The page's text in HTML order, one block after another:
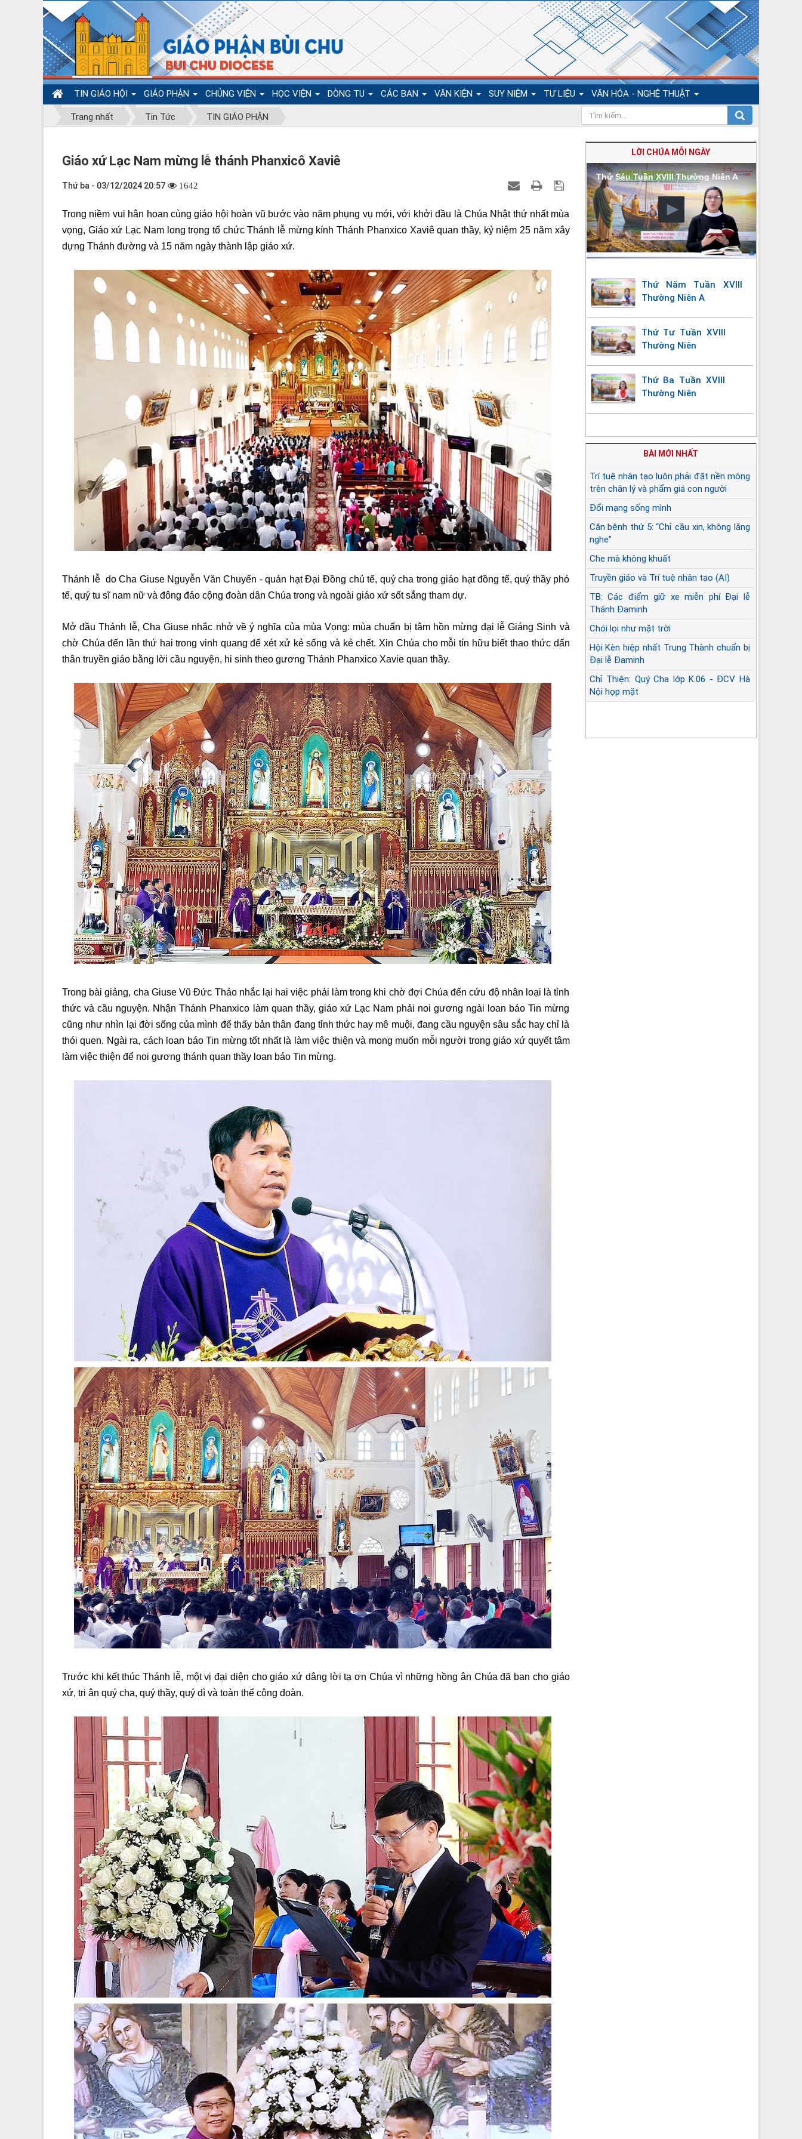
TIN GIÁO HỘI GIÁO PHẬN CHỦNG VIỆN HỌC VIỆN DÒNG TU CÁC BAN VĂN KIỆN SUY NIỆM TƯ LIỆU VĂN HÓA - NGHỆ THUẬT
Trang nhất Tin Tức TIN GIÁO PHẬN
Giáo xứ Lạc Nam mừng lễ thánh Phanxicô Xaviê
Thứ ba - 03/12/2024 20:57 1642
Trong niềm vui hân hoan cùng giáo hội hoàn vũ bước vào năm phụng vụ mới, với khởi đầu là Chúa Nhật thứ nhất mùa
vọng, Giáo xứ Lạc Nam long trọng tổ chức Thánh lễ mừng kính Thánh Phanxico Xaviê quan thầy, kỷ niệm 25 năm xây
dựng Thánh đường và 15 năm ngày thành lập giáo xứ.
Thánh lễ do Cha Giuse Nguyễn Văn Chuyển - quản hạt Đại Đồng chủ tế, quý cha trong giáo hạt đồng tế, quý thầy phó
tế, quý tu sĩ nam nữ và đông đảo cộng đoàn dân Chúa trong và ngoài giáo xứ sốt sắng tham dự.
Mở đầu Thánh lễ, Cha Giuse nhắc nhở về ý nghĩa của mùa Vọng: mùa chuẩn bị tâm hồn mừng đại lễ Giáng Sinh và
chờ Chúa đến lần thứ hai trong vinh quang để xét xử kẻ sống và kẻ chết. Xin Chúa cho mỗi tín hữu biết thao thức dấn
thân truyền giáo bằng lời cầu nguyện, hi sinh theo gương Thánh Phanxico Xavie quan thầy.
Trong bài giảng, cha Giuse Vũ Đức Thảo nhắc lại hai việc phải làm trong khi chờ đợi Chúa đến cứu độ nhân loại là tỉnh
thức và cầu nguyện. Nhận Thánh Phanxico làm quan thầy, giáo xứ Lạc Nam phải noi gương ngài loan báo Tin mừng
cũng như nhìn lại đời sống của mình để thấy bản thân đang tỉnh thức hay mê muội, đang cầu nguyện sâu sắc hay chỉ là
thói quen. Ngài ra, cách loan báo Tin mừng tốt nhất là làm việc thiện và mong muốn mỗi người trong giáo xứ quyết tâm
làm việc thiện để noi gương thánh quan thầy loan báo Tin mừng.
Trước khi kết thúc Thánh lễ, một vị đại diện cho giáo xứ dâng lời tạ ơn Chúa vì những hồng ân Chúa đã ban cho giáo
xứ, tri ân quý cha, quý thầy, quý dì và toàn thể cộng đoàn.
LỜI CHÚA MỖI NGÀY
Thứ Sáu Tuần XVIII Thường Niên A
Thứ Năm Tuần XVIII
Thường Niên A
Thứ Tư Tuần XVIII
Thường Niên
Thứ Ba Tuần XVIII
Thường Niên
BÀI MỚI NHẤT
Trí tuệ nhân tạo luôn phải đặt nền móng
trên chân lý và phẩm giá con người
Đổi mạng sống mình
Căn bệnh thứ 5: “Chỉ cầu xin, không lắng
nghe”
Che mà không khuất
Truyền giáo và Trí tuệ nhân tạo (AI)
TB: Các điểm giữ xe miễn phí Đại lễ
Thánh Đaminh
Chói lọi như mặt trời
Hội Kèn hiệp nhất Trung Thành chuẩn bị
Đại lễ Đaminh
Chỉ Thiện: Quý Cha lớp K.06 - ĐCV Hà
Nội họp mặt